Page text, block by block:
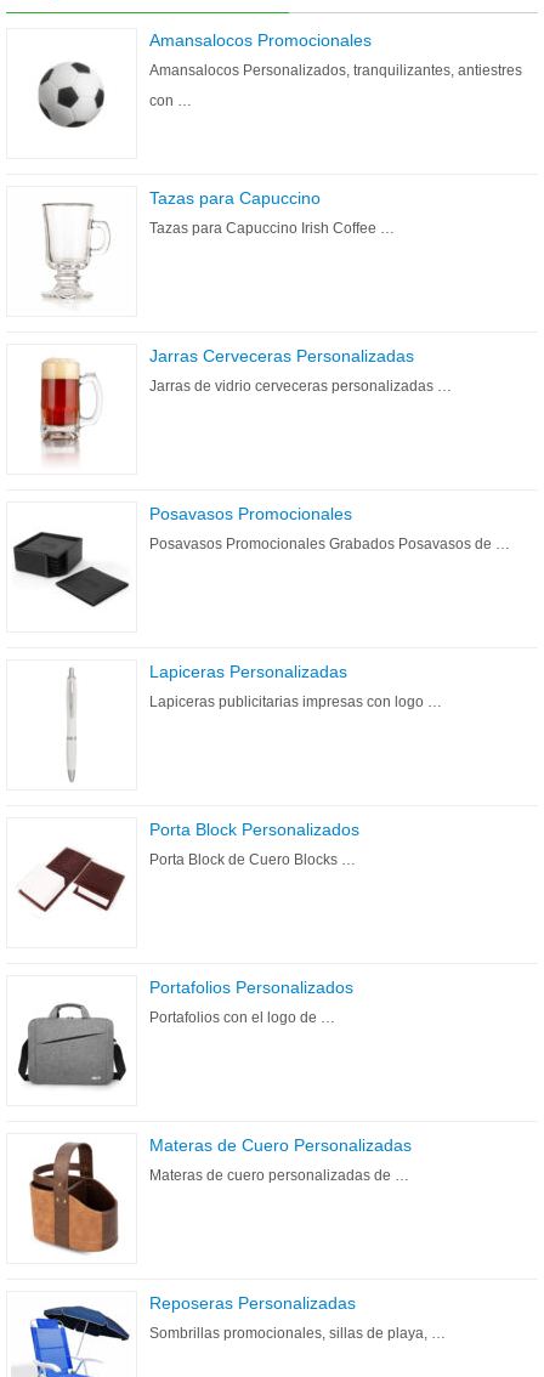
Amansalocos Promocionales
Amansalocos Personalizados, tranquilizantes, antiestres
con …
Tazas para Capuccino
Tazas para Capuccino Irish Coffee …
Jarras Cerveceras Personalizadas
Jarras de vidrio cerveceras personalizadas …
Posavasos Promocionales
Posavasos Promocionales Grabados Posavasos de …
Lapiceras Personalizadas
Lapiceras publicitarias impresas con logo …
Porta Block Personalizados
Porta Block de Cuero Blocks …
Portafolios Personalizados
Portafolios con el logo de …
Materas de Cuero Personalizadas
Materas de cuero personalizadas de …
Reposeras Personalizadas
Sombrillas promocionales, sillas de playa, …